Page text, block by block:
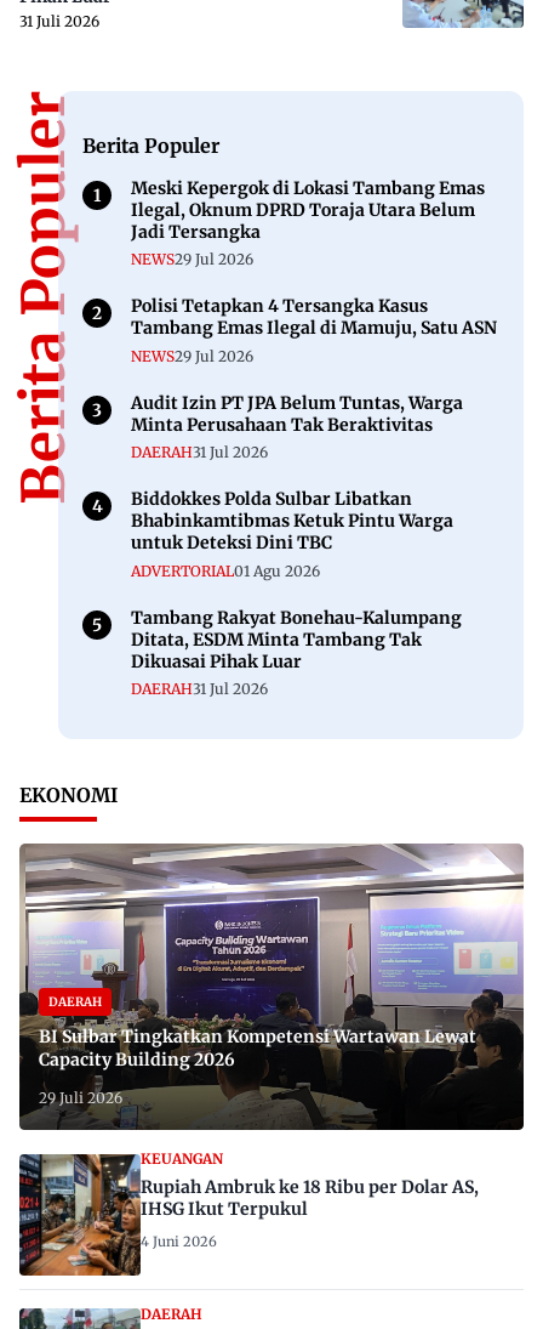
31 Juli 2026
Berita PopulerBerita Populer
Meski Kepergok di Lokasi Tambang Emas
Ilegal, Oknum DPRD Toraja Utara Belum
Jadi Tersangka
NEWS29 Jul 2026
Polisi Tetapkan 4 Tersangka Kasus
Tambang Emas Ilegal di Mamuju, Satu ASN
NEWS29 Jul 2026
Audit Izin PT JPA Belum Tuntas, Warga
Minta Perusahaan Tak Beraktivitas
DAERAH31 Jul 2026
Biddokkes Polda Sulbar Libatkan
Bhabinkamtibmas Ketuk Pintu Warga
untuk Deteksi Dini TBC
ADVERTORIAL01 Agu 2026
Tambang Rakyat Bonehau-Kalumpang
Ditata, ESDM Minta Tambang Tak
Dikuasai Pihak Luar
DAERAH31 Jul 2026
EKONOMI
DAERAH
BI Sulbar Tingkatkan Kompetensi Wartawan Lewat
Capacity Building 2026
29 Juli 2026
KEUANGAN
Rupiah Ambruk ke 18 Ribu per Dolar AS,
IHSG Ikut Terpukul
4 Juni 2026
DAERAH